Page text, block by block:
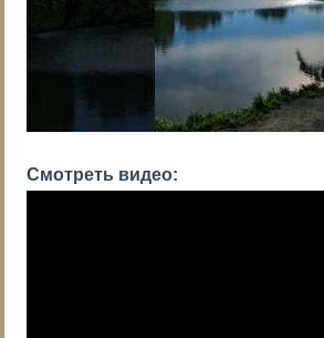
Смотреть видео: